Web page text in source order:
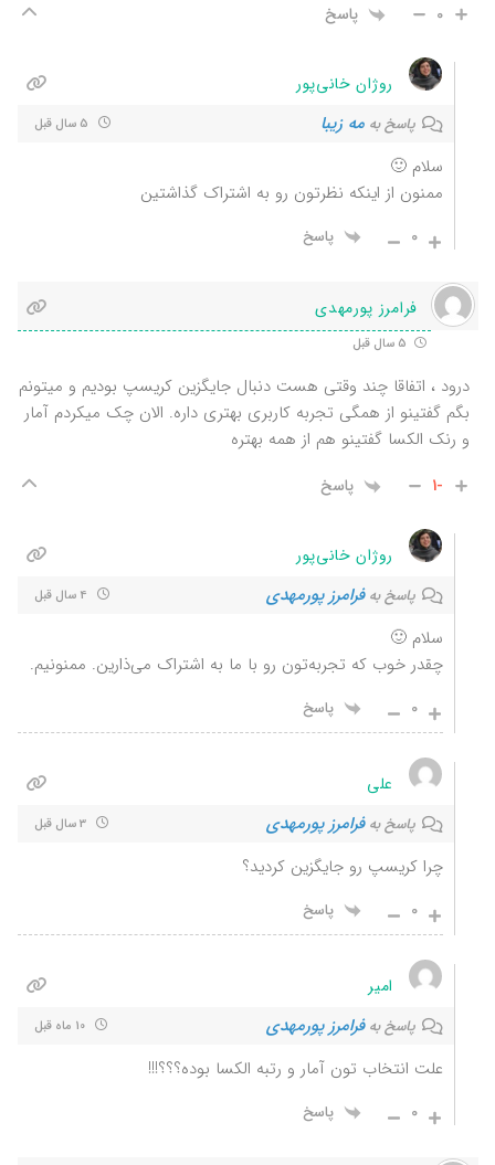
0 پاسخ
روژان خانی‌پور
پاسخ به مه زیبا
سلام 🙂
ممنون از اینکه نظرتون رو به اشتراک گذاشتین
0 پاسخ
فرامرز پورمهدی
درود ، اتفاقا چند وقتی هست دنبال جایگزین کریسپ بودیم و میتونم
بگم گفتینو از همگی تجربه کاربری بهتری داره. الان چک میکردم آمار
و رنک الکسا گفتینو هم از همه بهتره
-1 پاسخ
روژان خانی‌پور
پاسخ بهفرامرز پورمهدی
سلام 🙂
چقدر خوب که تجربه‌تون رو با ما به اشتراک می‌ذارین. ممنونیم.
0 پاسخ
علی
پاسخ بهفرامرز پورمهدی
چرا کریسپ رو جایگزین کردید؟
0 پاسخ
امیر
پاسخ بهفرامرز پورمهدی
علت انتخاب تون آمار و رتبه الکسا بوده؟؟؟!!!
0 پاسخ